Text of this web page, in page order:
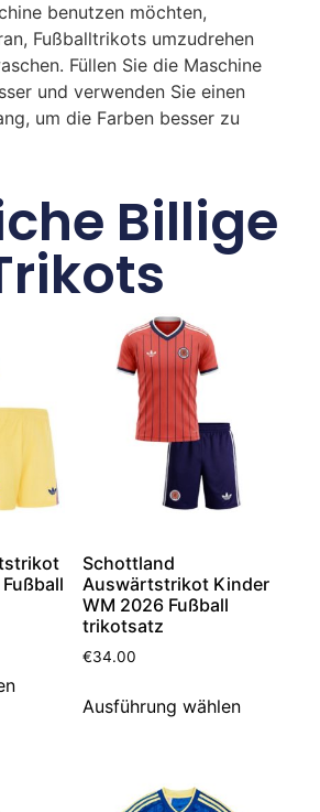
benutzen möchten,
Fußballtrikots umzudrehen
Füllen Sie die Maschine
und verwenden Sie einen
um die Farben besser zu
Billige
Schottland
Auswärtstrikot Kinder
WM 2026 Fußball
trikotsatz
€34.00
Ausführung wählen